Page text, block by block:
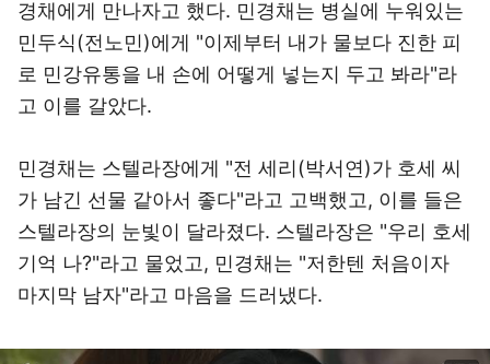
경채에게 만나자고 했다. 민경채는 병실에 누워있는
민두식(전노민)에게 "이제부터 내가 물보다 진한 피
로 민강유통을 내 손에 어떻게 넣는지 두고 봐라"라
고 이를 갈았다.
민경채는 스텔라장에게 "전 세리(박서연)가 호세 씨
가 남긴 선물 같아서 좋다"라고 고백했고, 이를 들은
스텔라장의 눈빛이 달라졌다. 스텔라장은 "우리 호세
기억 나?"라고 물었고, 민경채는 "저한텐 처음이자
마지막 남자"라고 마음을 드러냈다.